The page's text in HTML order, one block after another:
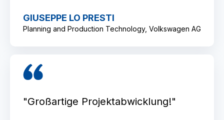
GIUSEPPE LO PRESTI
Planning and Production Technology, Volkswagen AG
"Großartige Projektabwicklung!"